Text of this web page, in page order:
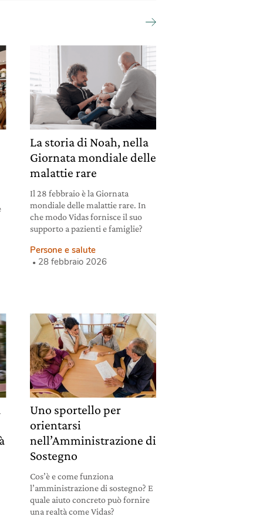
La storia di Noah, nella
Giornata mondiale delle
malattie rare
Il 28 febbraio è la Giornata
mondiale delle malattie rare. In
che modo Vidas fornisce il suo
supporto a pazienti e famiglie?
Persone e salute
28 febbraio 2026
Uno sportello per
orientarsi
nell’Amministrazione di
Sostegno
Cos’è e come funziona
l’amministrazione di sostegno? E
quale aiuto concreto può fornire
una realtà come Vidas?